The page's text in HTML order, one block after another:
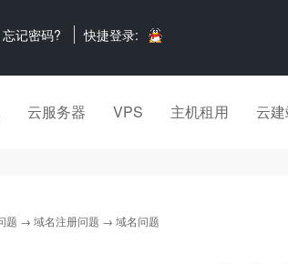
忘记密码? 快捷登录:
云服务器 VPS 主机租用 云
题 → 域名注册问题 → 域名问题